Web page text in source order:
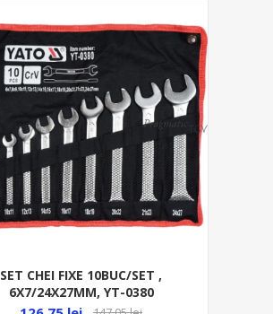
SET CHEI FIXE 10BUC/SET ,
6X7/24X27MM, YT-0380